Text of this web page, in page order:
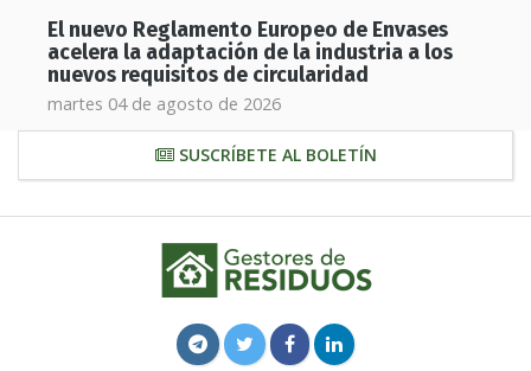
El nuevo Reglamento Europeo de Envases
acelera la adaptación de la industria a los
nuevos requisitos de circularidad
martes 04 de agosto de 2026
SUSCRÍBETE AL BOLETÍN